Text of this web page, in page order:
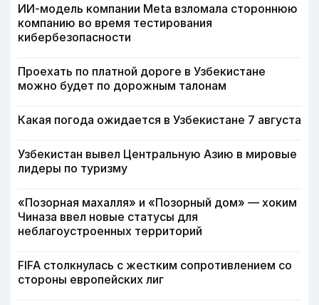
ИИ-модель компании Meta взломала стороннюю
компанию во время тестирования
кибербезопасности
Проехать по платной дороге в Узбекистане
можно будет по дорожным талонам
Какая погода ожидается в Узбекистане 7 августа
Узбекистан вывел Центральную Азию в мировые
лидеры по туризму
«Позорная махалля» и «Позорный дом» — хоким
Чиназа ввел новые статусы для
неблагоустроенных территорий
FIFA столкнулась с жестким сопротивлением со
стороны европейских лиг